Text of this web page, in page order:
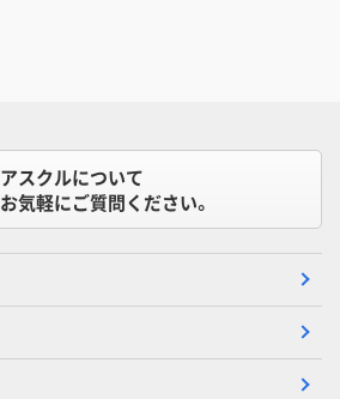
アスクルについて
お気軽にご質問ください。